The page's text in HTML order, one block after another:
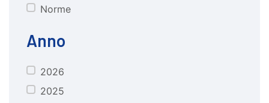
Norme
Anno
anno2026
2025